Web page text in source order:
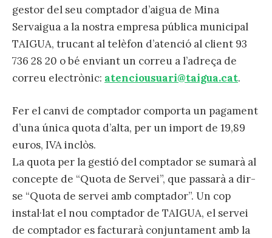
gestor del seu comptador d’aigua de Mina
Servaigua a la nostra empresa pública municipal
TAIGUA, trucant al telèfon d’atenció al client 93
736 28 20 o bé enviant un correu a l’adreça de
correu electrònic: atenciousuari@taigua.cat.
Fer el canvi de comptador comporta un pagament
d’una única quota d’alta, per un import de 19,89
euros, IVA inclòs.
La quota per la gestió del comptador se sumarà al
concepte de “Quota de Servei”, que passarà a dir-
se “Quota de servei amb comptador”. Un cop
instal·lat el nou comptador de TAIGUA, el servei
de comptador es facturarà conjuntament amb la